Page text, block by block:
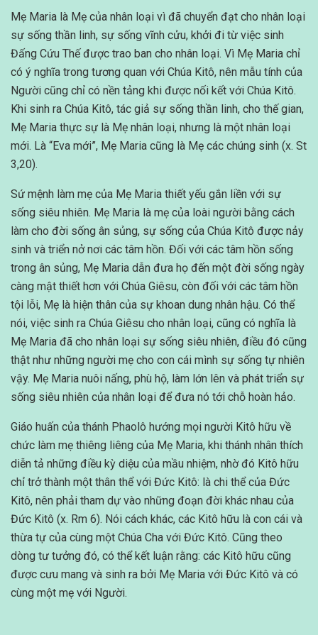
Mẹ Maria là Mẹ của nhân loại vì đã chuyển đạt cho nhân loại
sự sống thần linh, sự sống vĩnh cửu, khởi đi từ việc sinh
Đấng Cứu Thế được trao ban cho nhân loại. Vì Mẹ Maria chỉ
có ý nghĩa trong tương quan với Chúa Kitô, nên mẫu tính của
Người cũng chỉ có nền tảng khi được nối kết với Chúa Kitô.
Khi sinh ra Chúa Kitô, tác giả sự sống thần linh, cho thế gian,
Mẹ Maria thực sự là Mẹ nhân loại, nhưng là một nhân loại
mới. Là “Eva mới”, Mẹ Maria cũng là Mẹ các chúng sinh (x. St
3,20).
Sứ mệnh làm mẹ của Mẹ Maria thiết yếu gắn liền với sự
sống siêu nhiên. Mẹ Maria là mẹ của loài người bằng cách
làm cho đời sống ân sủng, sự sống của Chúa Kitô được nảy
sinh và triển nở nơi các tâm hồn. Đối với các tâm hồn sống
trong ân sủng, Mẹ Maria dẫn đưa họ đến một đời sống ngày
càng mật thiết hơn với Chúa Giêsu, còn đối với các tâm hồn
tội lỗi, Mẹ là hiện thân của sự khoan dung nhân hậu. Có thể
nói, việc sinh ra Chúa Giêsu cho nhân loại, cũng có nghĩa là
Mẹ Maria đã cho nhân loại sự sống siêu nhiên, điều đó cũng
thật như những người mẹ cho con cái mình sự sống tự nhiên
vậy. Mẹ Maria nuôi nấng, phù hộ, làm lớn lên và phát triển sự
sống siêu nhiên của nhân loại để đưa nó tới chỗ hoàn hảo.
Giáo huấn của thánh Phaolô hướng mọi người Kitô hữu về
chức làm mẹ thiêng liêng của Mẹ Maria, khi thánh nhân thích
diễn tả những điều kỳ diệu của mầu nhiệm, nhờ đó Kitô hữu
chỉ trở thành một thân thể với Đức Kitô: là chi thể của Đức
Kitô, nên phải tham dự vào những đoạn đời khác nhau của
Đức Kitô (x. Rm 6). Nói cách khác, các Kitô hữu là con cái và
thừa tự của cùng một Chúa Cha với Đức Kitô. Cũng theo
dòng tư tưởng đó, có thể kết luận rằng: các Kitô hữu cũng
được cưu mang và sinh ra bởi Mẹ Maria với Đức Kitô và có
cùng một mẹ với Người.